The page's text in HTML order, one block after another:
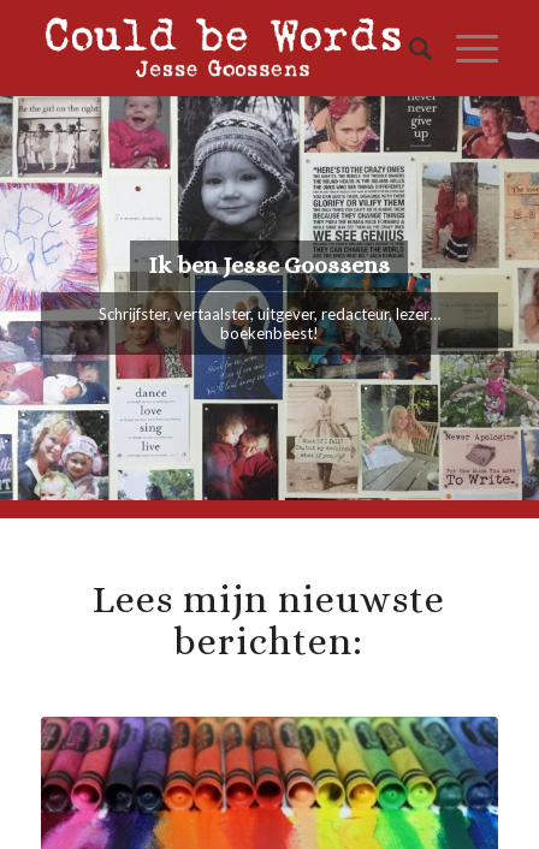
Ik ben Jesse Goossens
Schrijfster, vertaalster, uitgever, redacteur, lezer…
boekenbeest!
Lees mijn nieuwste
berichten: